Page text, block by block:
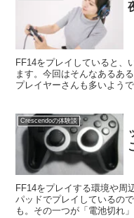
FF14をプレイしていると、
ます。今回はそんなあるあ
プレイヤーさんも多いよう
Crescendoの体験談
FF14をプレイする環境や周
パッドでプレイしているの
も。その一つが「電池切れ